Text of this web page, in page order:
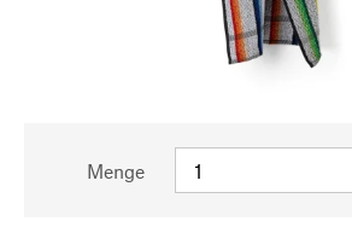
Menge